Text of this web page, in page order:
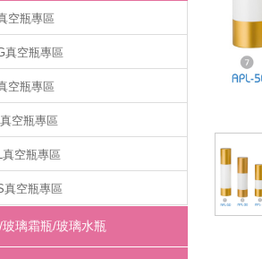
空瓶專區
真空瓶專區
空瓶專區
空瓶專區
空瓶專區
真空瓶專區
璃霜瓶/玻璃水瓶